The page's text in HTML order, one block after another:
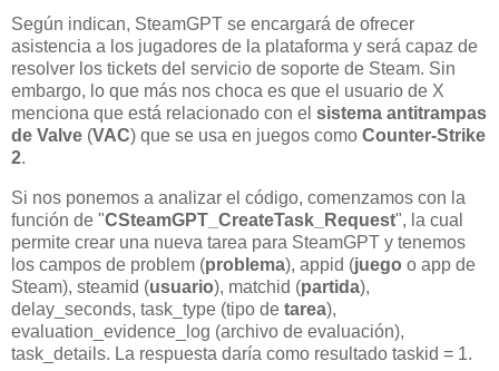
Según indican, SteamGPT se encargará de ofrecer
asistencia a los jugadores de la plataforma y será capaz de
resolver los tickets del servicio de soporte de Steam. Sin
embargo, lo que más nos choca es que el usuario de X
menciona que está relacionado con el sistema antitrampas
de Valve (VAC) que se usa en juegos como Counter-Strike
2.
Si nos ponemos a analizar el código, comenzamos con la
función de "CSteamGPT_CreateTask_Request", la cual
permite crear una nueva tarea para SteamGPT y tenemos
los campos de problem (problema), appid (juego o app de
Steam), steamid (usuario), matchid (partida),
delay_seconds, task_type (tipo de tarea),
evaluation_evidence_log (archivo de evaluación),
task_details. La respuesta daría como resultado taskid = 1.